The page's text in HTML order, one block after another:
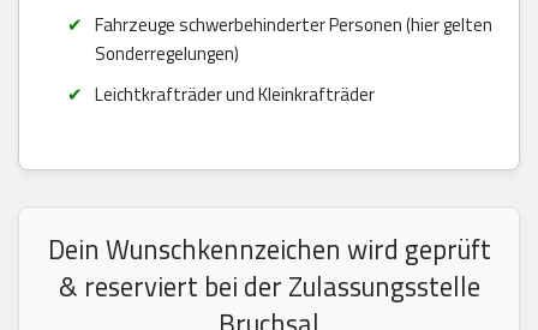
Fahrzeuge schwerbehinderter Personen (hier gelten
Sonderregelungen)
Leichtkrafträder und Kleinkrafträder
Dein Wunschkennzeichen wird geprüft
& reserviert bei der Zulassungsstelle